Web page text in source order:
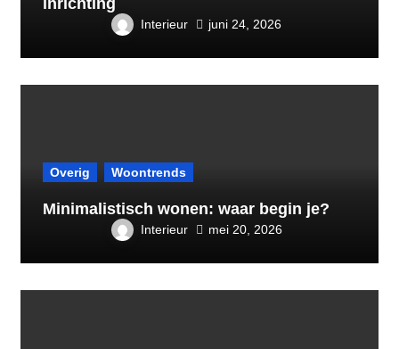
Interieur juni 24, 2026
Overig Woontrends
Minimalistisch wonen: waar begin je?
Interieur mei 20, 2026